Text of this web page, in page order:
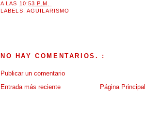
A LAS 10:53 P.M.
LABELS: AGUILARISMO
NO HAY COMENTARIOS. :
Publicar un comentario
Entrada más reciente
Página Principal